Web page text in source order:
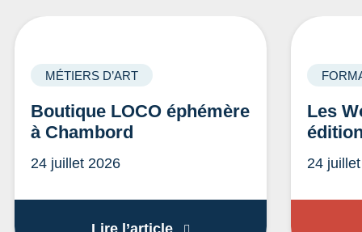
Boutique LOCO éphémère
à Chambord
MÉTIERS D’ART
24 juillet 2026
Lire l’articleBoutique LOCO éphémère
Les
24